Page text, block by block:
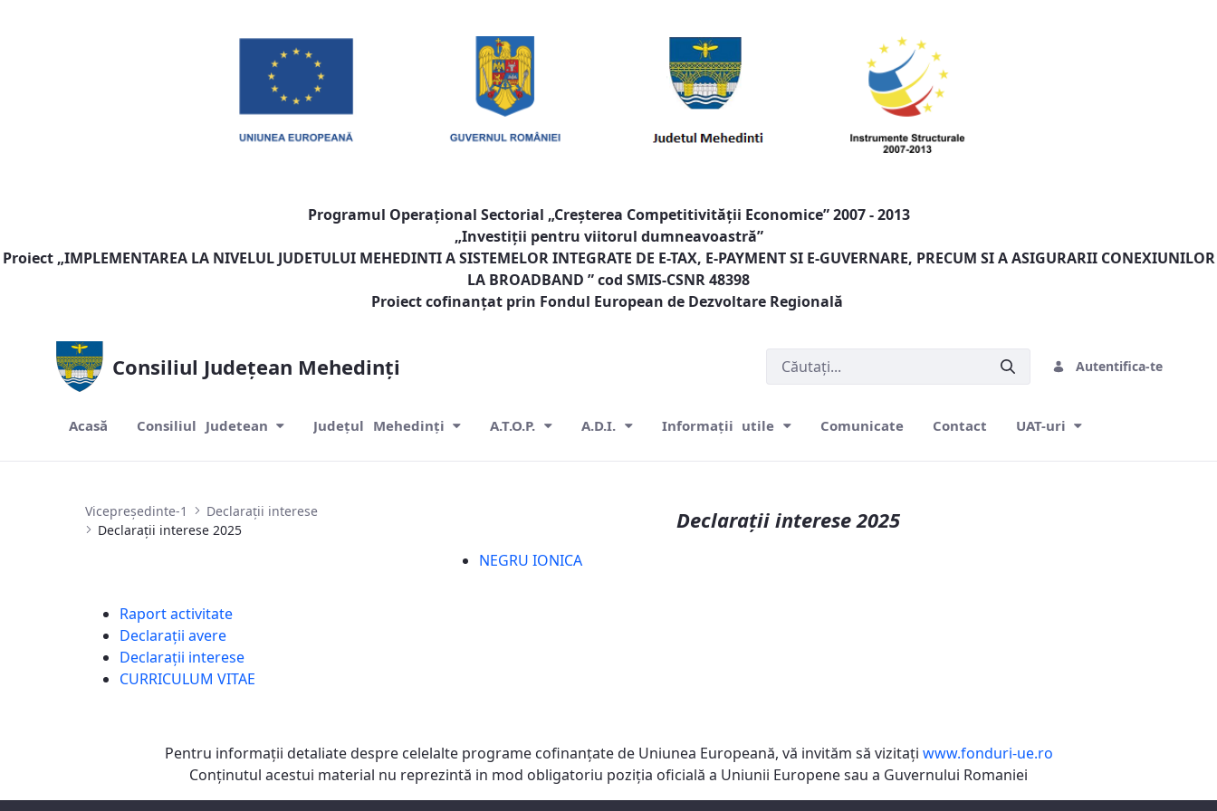
Programul Operaţional Sectorial „Creşterea Competitivităţii Economice” 2007 - 2013
„Investiţii pentru viitorul dumneavoastră”
Proiect „IMPLEMENTAREA LA NIVELUL JUDETULUI MEHEDINTI A SISTEMELOR INTEGRATE DE E-TAX, E-PAYMENT SI E-GUVERNARE, PRECUM SI A ASIGURARII CONEXIUNILOR
LA BROADBAND ” cod SMIS-CSNR 48398
Proiect cofinanţat prin Fondul European de Dezvoltare Regională
Consiliul Județean Mehedinți Autentifica-te
Acasă Consiliul Judetean Județul Mehedinți A.T.O.P. A.D.I. Informații utile Comunicate Contact UAT-uri
Vicepreședinte-1
Declarații interese
Declarații interese 2025
Raport activitate
Declarații avere
Declarații interese
CURRICULUM VITAE
Declarații interese 2025
NEGRU IONICA
Pentru informaţii detaliate despre celelalte programe cofinanţate de Uniunea Europeană, vă invităm să vizitaţi www.fonduri-ue.ro
Conţinutul acestui material nu reprezintă in mod obligatoriu poziţia oficială a Uniunii Europene sau a Guvernului Romaniei